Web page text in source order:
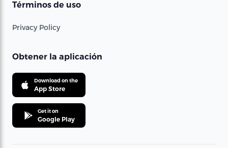
Términos de uso
Privacy Policy
Obtener la aplicación
Download on the
App Store
Get it on
Google Play